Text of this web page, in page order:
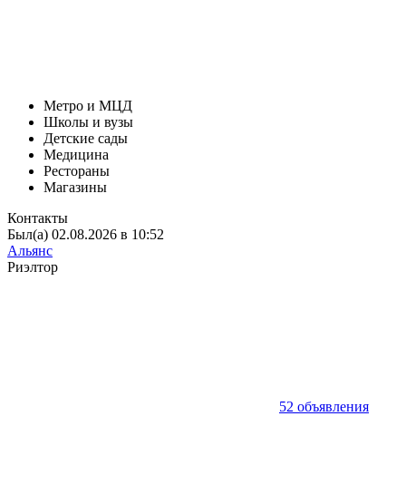
Метро и МЦД
Школы и вузы
Детские сады
Медицина
Рестораны
Магазины
Контакты
Был(а) 02.08.2026 в 10:52
Альянс
Риэлтор
52 объявления